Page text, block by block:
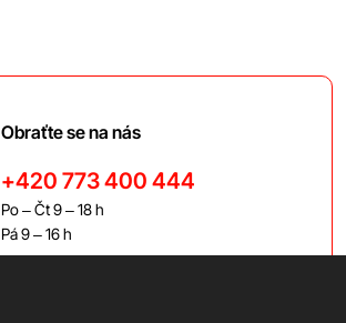
Obraťte se na nás
+420 773 400 444
Po – Čt 9 – 18 h
Pá 9 – 16 h